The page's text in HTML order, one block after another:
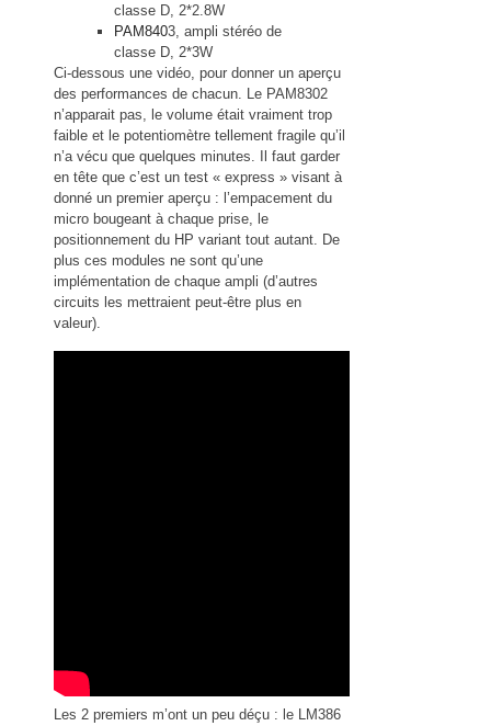
classe D, 2*2.8W
PAM8403, ampli stéréo de
classe D, 2*3W
Ci-dessous une vidéo, pour donner un aperçu
des performances de chacun. Le PAM8302
n’apparait pas, le volume était vraiment trop
faible et le potentiomètre tellement fragile qu’il
n’a vécu que quelques minutes. Il faut garder
en tête que c’est un test « express » visant à
donné un premier aperçu : l’empacement du
micro bougeant à chaque prise, le
positionnement du HP variant tout autant. De
plus ces modules ne sont qu’une
implémentation de chaque ampli (d’autres
circuits les mettraient peut-être plus en
valeur).
Les 2 premiers m’ont un peu déçu : le LM386